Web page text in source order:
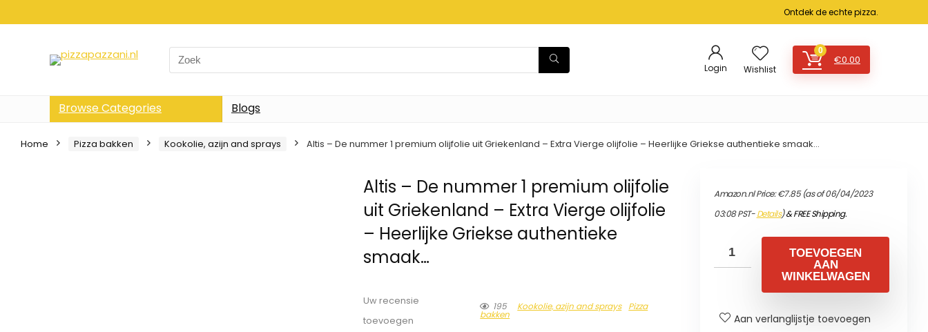
Ontdek de echte pizza.
Search
for:
Login Wishlist
0
€0.00
Browse Categories Blogs
Home Pizza bakken Kookolie, azijn and sprays Altis – De nummer 1 premium olijfolie uit Griekenland – Extra Vierge olijfolie – Heerlijke Griekse authentieke smaak…
Altis – De nummer 1 premium olijfolie
uit Griekenland – Extra Vierge olijfolie
– Heerlijke Griekse authentieke
smaak…
Uw recensie
toevoegen
195 Kookolie, azijn and sprays Pizza
bakken
Amazon.nl Price:€7.85(as of 06/04/2023
03:08 PST-Details)&FREE Shipping.
TOEVOEGEN
AAN
WINKELWAGEN
Aan verlanglijstje toevoegen